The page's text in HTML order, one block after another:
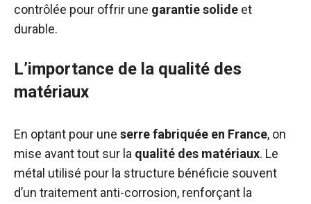
contrôlée pour offrir une garantie solide et
durable.
L’importance de la qualité des
matériaux
En optant pour une serre fabriquée en France, on
mise avant tout sur la qualité des matériaux. Le
métal utilisé pour la structure bénéficie souvent
d’un traitement anti-corrosion, renforçant la